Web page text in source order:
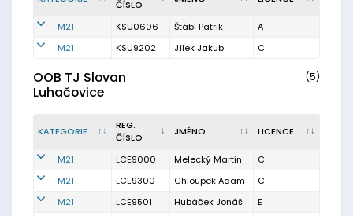
ČÍSLO
M21 KSU0606 Štábl Patrik
A
M21
KSU9202 Jílek Jakub C
OOB TJ Slovan
Luhačovice
(5)
KATEGORIE
REG.
ČÍSLO
JMÉNO LICENCE
M21 LCE9000 Melecký Martin
C
M21
LCE9300 Chloupek Adam
C
M21
LCE9501 Hubáček Jonáš E